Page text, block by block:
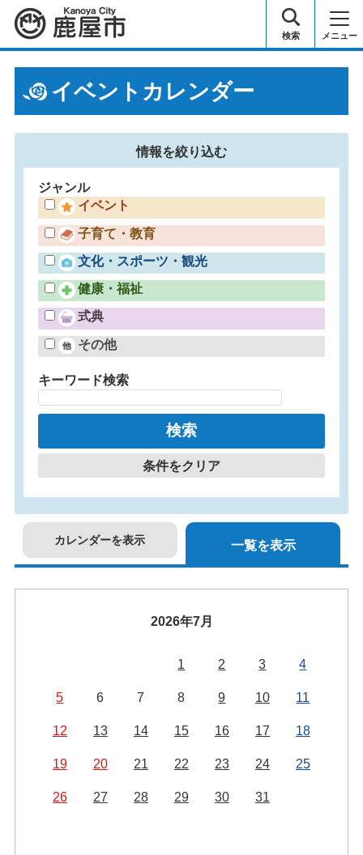
鹿屋市 検索 メニュー
イベントカレンダー
情報を絞り込む
ジャンル
イベント
子育て・教育
文化・スポーツ・観光
健康・福祉
式典
その他
キーワード検索
条件をクリア
カレンダーを表示 一覧を表示
2026年7月
1 2 3 4
5 6 7 8 9 10 11
12 13 14 15 16 17 18
19 20 21 22 23 24 25
26 27 28 29 30 31